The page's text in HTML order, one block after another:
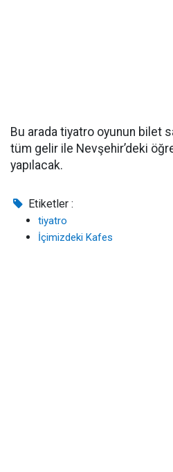
Bu arada tiyatro oyunun bilet
tüm gelir ile Nevşehir’deki
yapılacak.
Etiketler :
tiyatro
İçimizdeki Kafes